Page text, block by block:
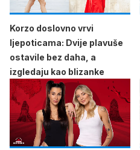
Korzo doslovno vrvi
ljepoticama: Dvije plavuše
ostavile bez daha, a
izgledaju kao blizanke